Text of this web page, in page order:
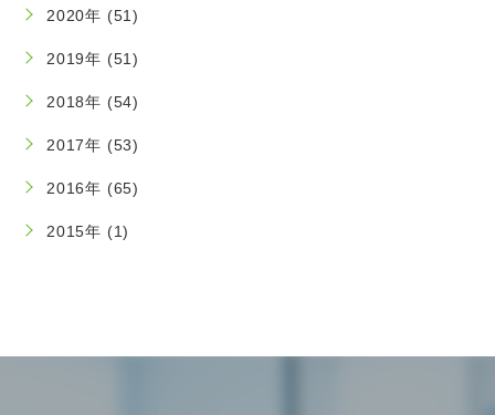
2020年 (51)
2019年 (51)
2018年 (54)
2017年 (53)
2016年 (65)
2015年 (1)